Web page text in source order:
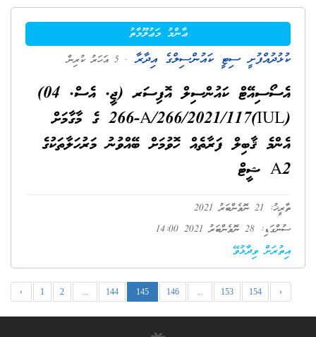
ޢާންމު މަޢުލޫމާތު
ކުޅުދުއްފުށީ ސިޓީ ކައުންސިލްގެ އިދާރާ . 5 އަހަރު ކުރިން
އެސޯސިއޭޓް ކައުންސިލް އޮފިސަރ (ޖީ. އެސް. 04)
(IUL)266-A/266/2021/117 ގެ މާގާމަށް
އެންމެ ޤާބިލް ފަރާތެއް ހޮވުމަށް ބޭއްވުނު މަރުހަލާތަކުގެ
A2 ޝީޓް
ތާރީޚު: 21 ނޮވެންބަރު 2021
ސުންގަޑި: 28 ނޮވެންބަރު 2021 14:00
އިތުރަށް ވިދާޅުވޭ
‹ 1 2 ... 144 145 146 ... 153 154 ›